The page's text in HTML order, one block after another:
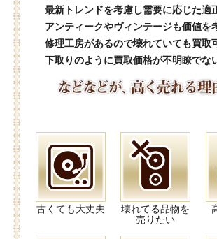
最新トレンドを考慮し需要に応じた適
アンティークやヴィンテージも価値を
修理工房があるので壊れていても買取
下取りのように買取価格が不明瞭でな
古くても大丈夫
壊れてる品物を
売りたい